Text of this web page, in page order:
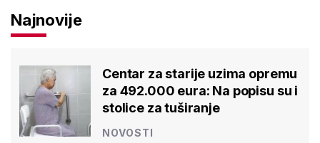
Najnovije
Centar za starije uzima opremu
za 492.000 eura: Na popisu su i
stolice za tuširanje
NOVOSTI